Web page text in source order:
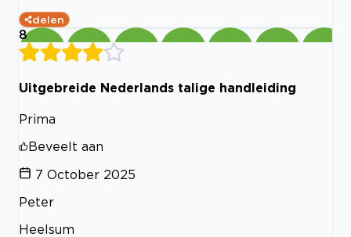
delen
8
Uitgebreide Nederlands talige handleiding
Prima
Beveelt aan
7 October 2025
Peter
Heelsum